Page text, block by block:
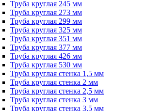
Труба круглая 245 мм
Труба круглая 273 мм
Труба круглая 299 мм
Труба круглая 325 мм
Труба круглая 351 мм
Труба круглая 377 мм
Труба круглая 426 мм
Труба круглая 530 мм
Труба круглая стенка 1,5 мм
Труба круглая стенка 2 мм
Труба круглая стенка 2,5 мм
Труба круглая стенка 3 мм
Труба круглая стенка 3,5 мм